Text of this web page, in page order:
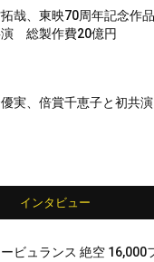
哉、東映70周年記念作
演 総製作費20億円
実、倍賞千恵子と初共演
インタビュー
ービュランス 絶空 16,000